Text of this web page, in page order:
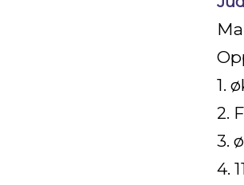
1.
2.
3.
4.